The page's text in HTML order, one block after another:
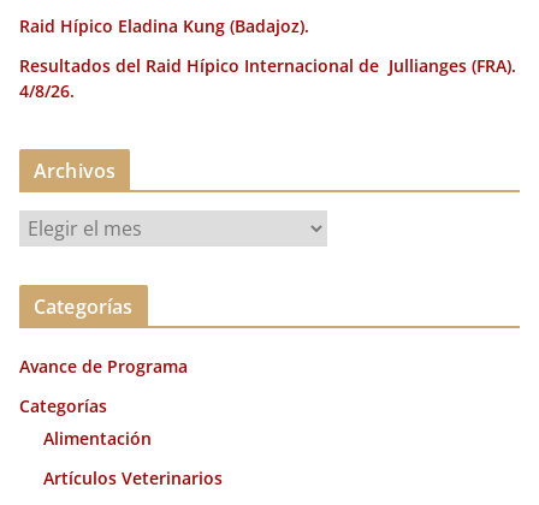
Raid Hípico Eladina Kung (Badajoz).
Resultados del Raid Hípico Internacional de Jullianges (FRA).
4/8/26.
Archivos
c
v
o
Categorías
Avance de Programa
Categorías
Alimentación
Artículos Veterinarios